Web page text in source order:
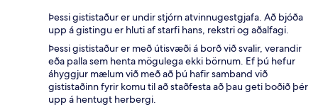
Þessi gististaður er undir stjórn atvinnugestgjafa. Að bjóða
upp á gistingu er hluti af starfi hans, rekstri og aðalfagi.
Þessi gististaður er með útisvæði á borð við svalir, verandir
eða palla sem henta mögulega ekki börnum. Ef þú hefur
áhyggjur mælum við með að þú hafir samband við
gististaðinn fyrir komu til að staðfesta að þau geti boðið þér
upp á hentugt herbergi.